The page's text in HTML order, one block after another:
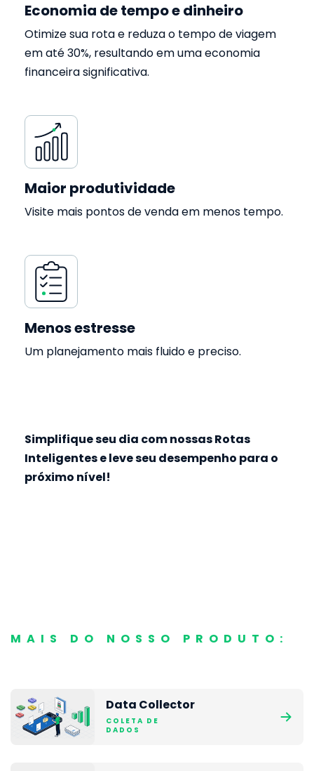
Economia de tempo e dinheiro
Otimize sua rota e reduza o tempo de viagem
em até 30%, resultando em uma economia
financeira significativa.
Maior produtividade
Visite mais pontos de venda em menos tempo.
Menos estresse
Um planejamento mais fluido e preciso.
Simplifique seu dia com nossas Rotas
Inteligentes e leve seu desempenho para o
próximo nível!
MAIS DO NOSSO PRODUTO:
Data Collector
COLETA DE
DADOS